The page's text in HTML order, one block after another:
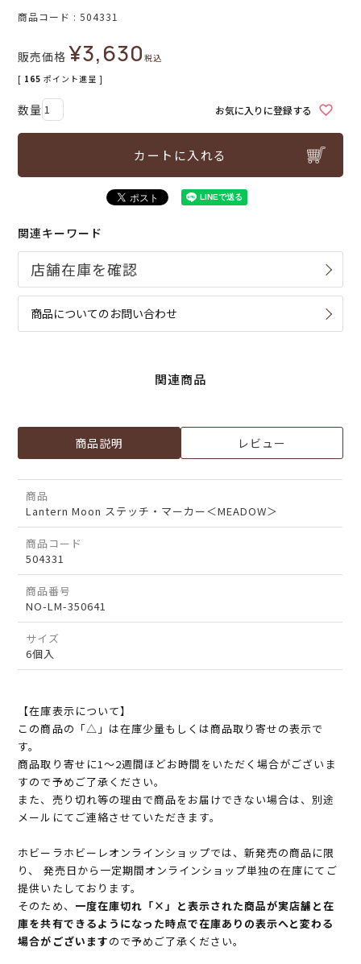
商品コード 504331
販売価格 ¥3,630税込
[ 165 ポイント進呈 ]
お気に入りに登録する
カートに入れる
関連キーワード
商品についてのお問い合わせ
関連商品
商品説明 レビュー
商品
Lantern Moon ステッチ・マーカー＜MEADOW＞
商品コード
504331
商品番号
NO-LM-350641
サイズ
6個入
【在庫表示について】
この商品の「△」は在庫少量もしくは商品取り寄せの表示で
す。
商品取り寄せに1～2週間ほどお時間をいただく場合がございま
すので予めご了承ください。
また、売り切れ等の理由で商品をお届けできない場合は、別途
メールにてご連絡させていただきます。
ホビーラホビーレオンラインショップでは、新発売の商品に限
り、 発売日から一定期間オンラインショップ単独の在庫にてご
提供いたしております。
そのため、 一度在庫切れ「×」と表示された商品が実店舗と在
庫を共有できるようになった時点で在庫ありの表示へと変わる
場合がございますので予めご了承ください。